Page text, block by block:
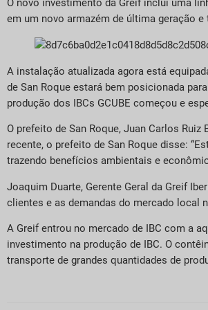
O novo investimento da Greif inclui uma
em um novo armazém de última geração
A instalação atualizada agora está
de San Roque estará bem posicionada
produção dos IBCs GCUBE começou e
O prefeito de San Roque, Juan Carlos
recente, o prefeito de San Roque disse:
trazendo benefícios ambientais e
Joaquim Duarte, Gerente Geral da Greif
clientes e as demandas do mercado local
A Greif entrou no mercado de IBC com a
investimento na produção de IBC. O
transporte de grandes quantidades de